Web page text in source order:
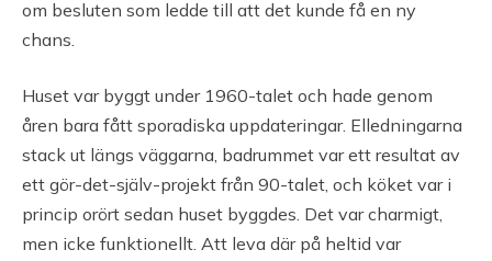
om besluten som ledde till att det kunde få en ny
chans.
Huset var byggt under 1960-talet och hade genom
åren bara fått sporadiska uppdateringar. Elledningarna
stack ut längs väggarna, badrummet var ett resultat av
ett gör-det-själv-projekt från 90-talet, och köket var i
princip orört sedan huset byggdes. Det var charmigt,
men icke funktionellt. Att leva där på heltid var